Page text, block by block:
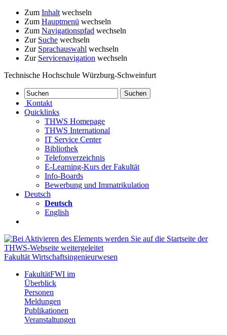
Zum Inhalt wechseln
Zum Hauptmenü wechseln
Zum Navigationspfad wechseln
Zur Suche wechseln
Zur Sprachauswahl wechseln
Zur Servicenavigation wechseln
Technische Hochschule Würzburg-Schweinfurt
Kontakt
Quicklinks
THWS Homepage
THWS International
IT Service Center
Bibliothek
Telefonverzeichnis
E-Learning-Kurs der Fakultät
Info-Boards
Bewerbung und Immatrikulation
Deutsch
Deutsch
English
Fakultät Wirtschaftsingenieurwesen
FakultätFWI im
Überblick
Personen
Meldungen
Publikationen
Veranstaltungen